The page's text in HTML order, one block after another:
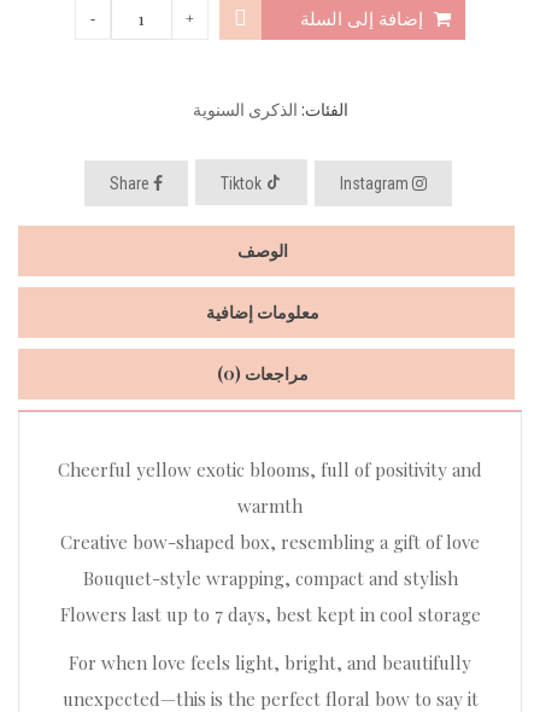
إضافة إلى السلة
الفئات: الذكرى السنوية
الوصف
معلومات إضافية
مراجعات (0)
Cheerful yellow exotic blooms, full of positivity and
warmth
Creative bow-shaped box, resembling a gift of love
Bouquet-style wrapping, compact and stylish
Flowers last up to 7 days, best kept in cool storage
For when love feels light, bright, and beautifully
unexpected—this is the perfect floral bow to say it